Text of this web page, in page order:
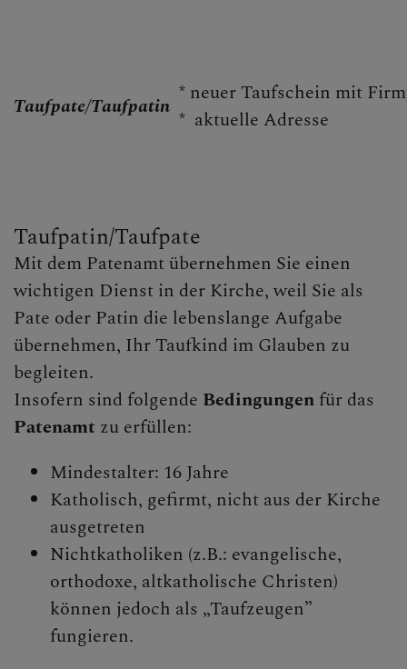
GELÖBNISWALLFAHRT
DOMFREUNDE
AKTUELLES &
INTERN
Taufpate/Taufpatin * neuer Taufschein mit
* aktuelle Adresse
Taufpatin/Taufpate
Mit dem Patenamt übernehmen Sie einen
wichtigen Dienst in der Kirche, weil Sie als
Pate oder Patin die lebenslange Aufgabe
übernehmen, Ihr Taufkind im Glauben zu
begleiten.
Insofern sind folgende Bedingungen für das
Patenamt zu erfüllen:
Mindestalter: 16 Jahre
Katholisch, gefirmt, nicht aus der Kirche
ausgetreten
Nichtkatholiken (z.B.: evangelische,
orthodoxe, altkatholische Christen)
können jedoch als „Taufzeugen”
fungieren.